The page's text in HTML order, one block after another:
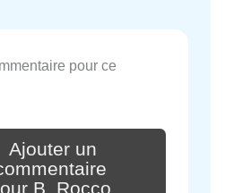
pour ce
Ajouter un
B. Rocco